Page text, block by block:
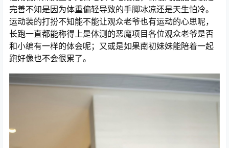
完善不知是因为体重偏轻导致的手脚冰凉还是天生怕冷。
运动装的打扮不知能不能让观众老爷也有运动的心思呢，
长跑一直都能称得上是体测的恶魔项目各位观众老爷是否
和小编有一样的体会呢；又或是如果南初妹妹能陪着一起
跑好像也不会很累了。